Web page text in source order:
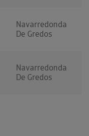
Navarredonda
De Gredos
Navarredonda
De Gredos